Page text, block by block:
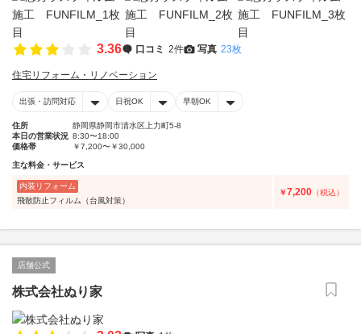
3.36 口コミ 2件 写真 23枚
住宅リフォーム・リノベーション
出張・訪問対応 日祝OK 早朝OK
住所
静岡県静岡市清水区上力町5-8
本日の営業状況 8:30〜18:00
価格帯
￥7,200〜￥30,000
主な料金・サービス
内装リフォーム
飛散防止フィルム（台風対策）
￥7,200 （税込）
店舗公式
株式会社ぬり家